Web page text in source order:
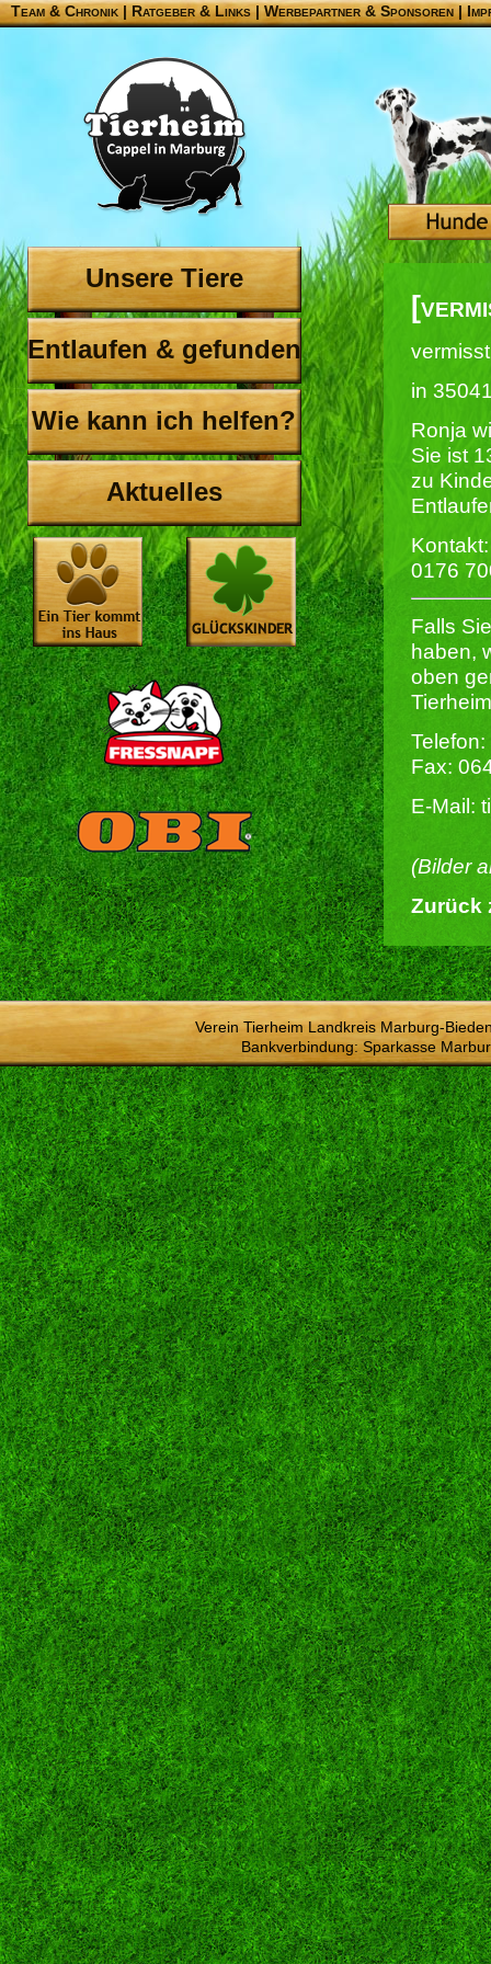
Team & Chronik |Ratgeber & Links|Werbepartner & Sponsoren|
Unsere Tiere
Entlaufen & gefunden
Wie kann ich helfen?
Aktuelles
in
Ronja
Sie ist
zu
Kontakt:
0176
Falls
haben,
oben
Fax:
E-Mail:
(Bilder
Zurück
Verein Tierheim Landkreis Marburg-
Bankverbindung: Sparkasse